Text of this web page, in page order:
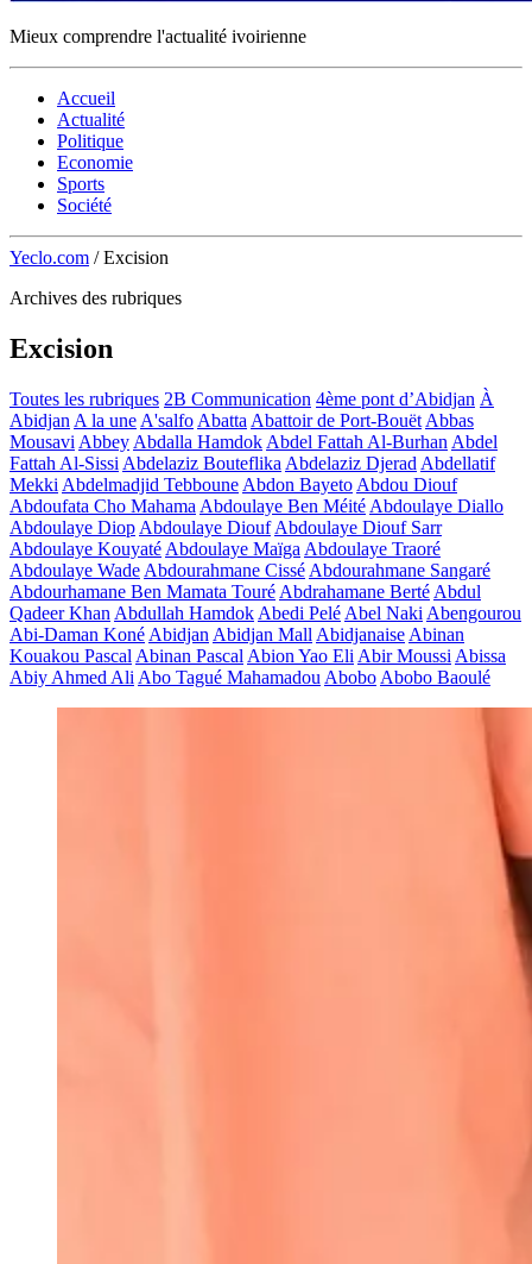
Mieux comprendre l'actualité ivoirienne
Accueil
Actualité
Politique
Economie
Sports
Société
Yeclo.com / Excision
Archives des rubriques
Excision
Toutes les rubriques 2B Communication 4ème pont d’Abidjan À
Abidjan A la une A'salfo Abatta Abattoir de Port-Bouët Abbas
Mousavi Abbey Abdalla Hamdok Abdel Fattah Al-Burhan Abdel
Fattah Al-Sissi Abdelaziz Bouteflika Abdelaziz Djerad Abdellatif
Mekki Abdelmadjid Tebboune Abdon Bayeto Abdou Diouf
Abdoufata Cho Mahama Abdoulaye Ben Méité Abdoulaye Diallo
Abdoulaye Diop Abdoulaye Diouf Abdoulaye Diouf Sarr
Abdoulaye Kouyaté Abdoulaye Maïga Abdoulaye Traoré
Abdoulaye Wade Abdourahmane Cissé Abdourahmane Sangaré
Abdourhamane Ben Mamata Touré Abdrahamane Berté Abdul
Qadeer Khan Abdullah Hamdok Abedi Pelé Abel Naki Abengourou
Abi-Daman Koné Abidjan Abidjan Mall Abidjanaise Abinan
Kouakou Pascal Abinan Pascal Abion Yao Eli Abir Moussi Abissa
Abiy Ahmed Ali Abo Tagué Mahamadou Abobo Abobo Baoulé